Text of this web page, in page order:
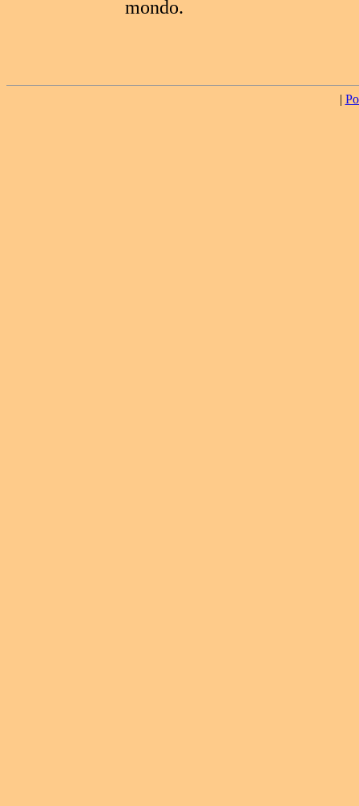
mondo.
|